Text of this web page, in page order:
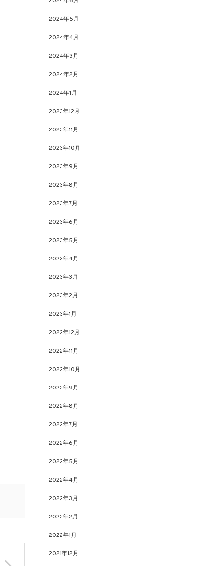
2024年5月
2024年4月
2024年3月
2024年2月
2024年1月
2023年12月
2023年11月
2023年10月
2023年9月
2023年8月
2023年7月
2023年6月
2023年5月
2023年4月
2023年3月
2023年2月
2023年1月
2022年12月
2022年11月
2022年10月
2022年9月
2022年8月
2022年7月
2022年6月
2022年5月
2022年4月
2022年3月
2022年2月
2022年1月
2021年12月